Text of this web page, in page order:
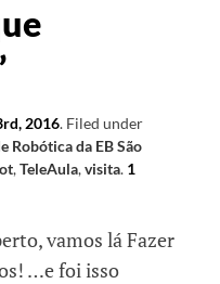
2016. Filed under
Robótica da EB São
,TeleAula,visita. 1
vamos lá Fazer
…e foi isso